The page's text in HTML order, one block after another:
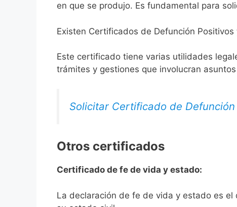
en que se produjo. Es fundamental para
Existen Certificados de Defunción
Este certificado tiene varias utilidades
trámites y gestiones que involucran
Solicitar Certificado de Defunción
Otros certificados
Certificado de fe de vida y estado:
La declaración de fe de vida y estado es